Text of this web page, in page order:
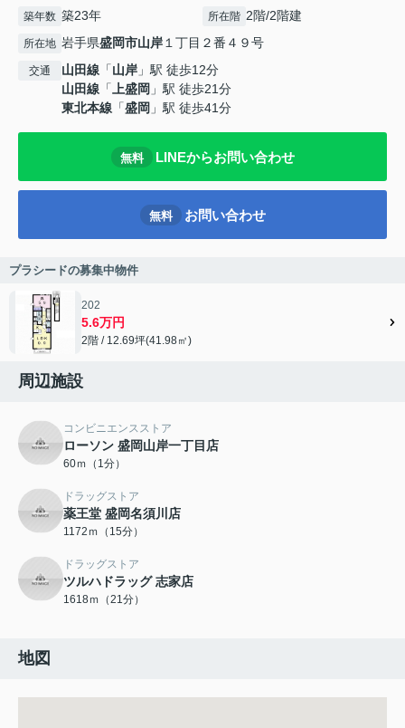
築年数 築23年 所在階 2階/2階建
所在地 岩手県盛岡市山岸１丁目２番４９号
交通 山田線 「山岸 」駅 徒歩12分
山田線 「上盛岡 」駅 徒歩21分
東北本線 「盛岡 」駅 徒歩41分
無料 LINEからお問い合わせ
無料 お問い合わせ
プラシードの募集中物件
202
5.6万円
2階 / 12.69坪(41.98㎡)
周辺施設
コンビニエンスストア
ローソン 盛岡山岸一丁目店
60ｍ（1分）
ドラッグストア
薬王堂 盛岡名須川店
1172ｍ（15分）
ドラッグストア
ツルハドラッグ 志家店
1618ｍ（21分）
地図